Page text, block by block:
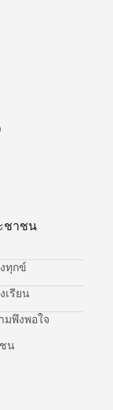
ชาชน
ทุกข์
เรียน
มพึงพอใจ
น